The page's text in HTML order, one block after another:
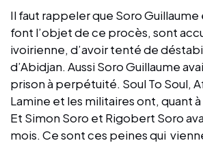
Il faut rappeler que Soro Guillaume
font l’objet de ce procès, sont
ivoirienne, d’avoir tenté de
d’Abidjan. Aussi Soro Guillaume
prison à perpétuité. Soul To Soul,
Lamine et les militaires ont, quant à
Et Simon Soro et Rigobert Soro
mois. Ce sont ces peines qui